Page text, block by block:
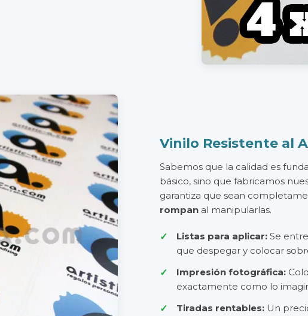
Vinilo Resistente al
Sabemos que la calidad es
básico, sino que fabricamos
garantiza que sean
rompan al manipularlas.
Listas para aplicar: Se
que despegar y colocar
Impresión fotográfica:
exactamente como lo
Tiradas rentables: Un